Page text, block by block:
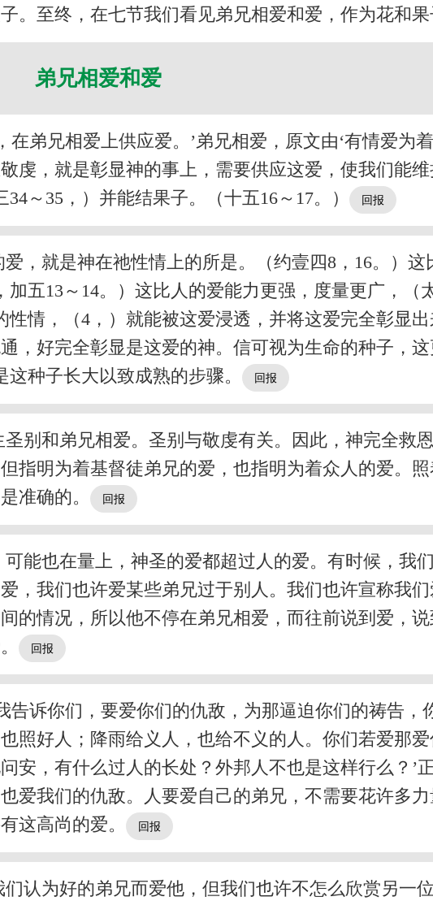
。至终，在七节我们看见弟兄相爱和爱，作为花和果
弟兄相爱和爱
弟兄相爱上供应爱。’弟兄相爱，原文由‘有情爱为着
虔，就是彰显神的事上，需要供应这爱，使我们能
～35，）并能结果子。（十五16～17。）
，就是神在祂性情上的所是。（约壹四8，16。）
五13～14。）这比人的爱能力更强，度量更广，（
情，（4，）就能被这爱浸透，并将这爱完全彰显
，好完全彰显是这爱的神。信可视为生命的种子，
种子长大以致成熟的步骤。
别和弟兄相爱。圣别与敬虔有关。因此，神完全救
指明为着基督徒弟兄的爱，也指明为着众人的爱。
准确的。
能也在量上，神圣的爱都超过人的爱。有时候，我
，我们也许爱某些弟兄过于别人。我们也许宣称我
的情况，所以他不停在弟兄相爱，而往前说到爱，
告诉你们，要爱你们的仇敌，为那逼迫你们的祷告，
照好人；降雨给义人，也给不义的人。你们若爱那
安，有什么过人的长处？外邦人不也是这样行么？’
爱我们的仇敌。人要爱自己的弟兄，不需要花许多
这高尚的爱。
认为好的弟兄而爱他，但我们也许不怎么欣赏另一